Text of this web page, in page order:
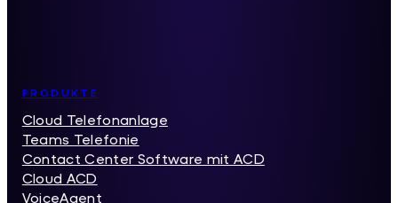
Inhaltsverzeichnis
PRODUKTE
Cloud Telefonanlage
Teams Telefonie
Contact Center Software mit ACD
Cloud ACD
VoiceAgent